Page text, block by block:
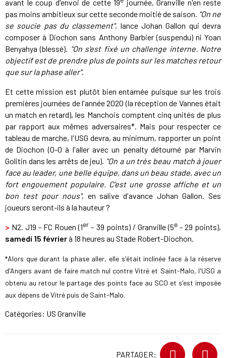
avant le coup d'envoi de cette 19
journée, Granville n'en reste
pas moins ambitieux sur cette seconde moitié de saison. "On ne
se soucie pas du classement", lance Johan Gallon qui devra
composer à Diochon sans Anthony Barbier (suspendu) ni Yoan
Benyahya (blessé). "On s'est fixé un challenge interne. Notre
objectif est de prendre plus de points sur les matches retour
que sur la phase aller".
Et cette mission est plutôt bien entamée puisque sur les trois
premières journées de l'année 2020 (la réception de Vannes était
un match en retard), les Manchois comptent cinq unités de plus
par rapport aux mêmes adversaires*. Mais pour respecter ce
tableau de marche, l'USG devra, au minimum, rapporter un point
de Diochon (0-0 à l'aller avec un penalty détourné par Marvin
Golitin dans les arrêts de jeu). "On a un très beau match à jouer
face au leader, une belle équipe, dans un beau stade, avec un
fort engouement populaire. C'est une grosse affiche et un
bon test pour nous", en salive d'avance Johan Gallon. Ses
joueurs seront-ils à la hauteur ?
> N2. J19 - FC Rouen (1er - 39 points) / Granville (5e- 29 points),
samedi 15 févrierà 18 heures au Stade Robert-Diochon.
*Alors que durant la phase aller, elle s'était inclinée face à la réserve
d'Angers avant de faire match nul contre Vitré et Saint-Malo, l'USG a
obtenu au retour le partage des points face au SCO et s'est imposée
aux dépens de Vitré puis de Saint-Malo.
Catégories: US Granville
PARTAGER: